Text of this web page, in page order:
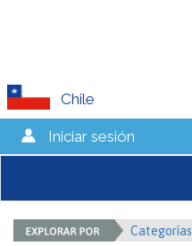
Chile
Iniciar sesión
Categorías